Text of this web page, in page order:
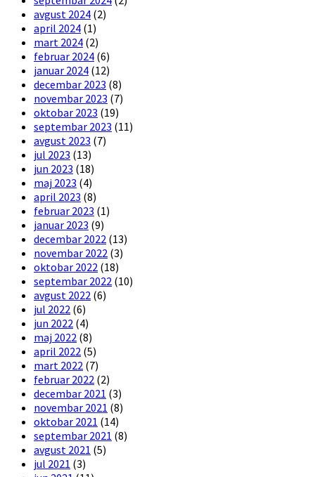
avgust 2024 (2)
april 2024 (1)
mart 2024 (2)
februar 2024 (6)
januar 2024 (12)
decembar 2023 (8)
novembar 2023 (7)
oktobar 2023 (19)
septembar 2023 (11)
avgust 2023 (7)
jul 2023 (13)
jun 2023 (18)
maj 2023 (4)
april 2023 (8)
februar 2023 (1)
januar 2023 (9)
decembar 2022 (13)
novembar 2022 (3)
oktobar 2022 (18)
septembar 2022 (10)
avgust 2022 (6)
jul 2022 (6)
jun 2022 (4)
maj 2022 (8)
april 2022 (5)
mart 2022 (7)
februar 2022 (2)
decembar 2021 (3)
novembar 2021 (8)
oktobar 2021 (14)
septembar 2021 (8)
avgust 2021 (5)
jul 2021 (3)